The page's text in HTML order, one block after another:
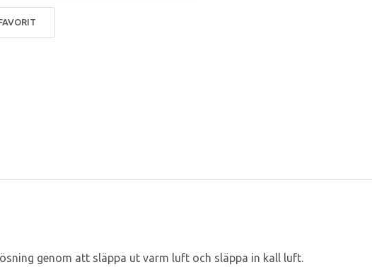
genom att släppa ut varm luft och släppa in kall luft.